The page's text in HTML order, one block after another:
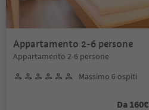
Appartamento 2-6 persone
Appartamento 2-6 persone
Massimo 6 ospiti
Da 160€